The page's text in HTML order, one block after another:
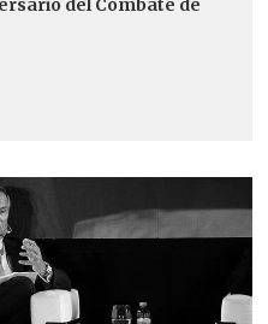
del Combate de